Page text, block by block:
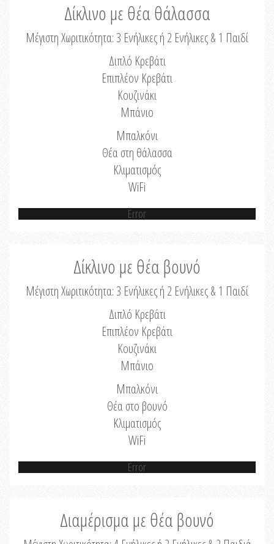
Δίκλινο με θέα θάλασσα
Μέγιστη Χωριτικότητα: 3 Ενήλικες ή 2 Ενήλικες & 1 Παιδί
Διπλό Κρεβάτι
Επιπλέον Κρεβάτι
Κουζινάκι
Μπάνιο
Μπαλκόνι
Θέα στη θάλασσα
Κλιματισμός
WiFi
Error
Δίκλινο με θέα βουνό
Μέγιστη Χωριτικότητα: 3 Ενήλικες ή 2 Ενήλικες & 1 Παιδί
Διπλό Κρεβάτι
Επιπλέον Κρεβάτι
Κουζινάκι
Μπάνιο
Μπαλκόνι
Θέα στο βουνό
Κλιματισμός
WiFi
Error
Διαμέρισμα με θέα βουνό